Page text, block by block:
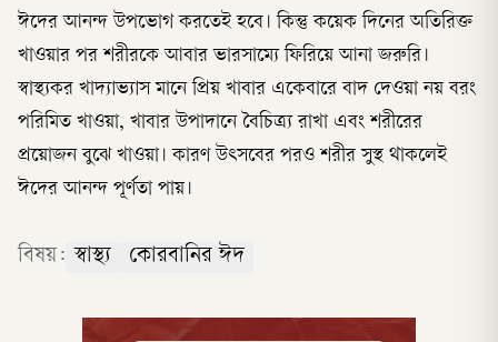
ঈদের আনন্দ উপভোগ করতেই হবে। কিন্তু কয়েক দিনের অতিরিক্ত
খাওয়ার পর শরীরকে আবার ভারসাম্যে ফিরিয়ে আনা জরুরি।
স্বাস্থ্যকর খাদ্যাভ্যাস মানে প্রিয় খাবার একেবারে বাদ দেওয়া নয় বরং
পরিমিত খাওয়া, খাবার উপাদানে বৈচিত্র্য রাখা এবং শরীরের
প্রয়োজন বুঝে খাওয়া। কারণ উৎসবের পরও শরীর সুস্থ থাকলেই
ঈদের আনন্দ পূর্ণতা পায়।
বিষয়: স্বাস্থ্য কোরবানির ঈদ